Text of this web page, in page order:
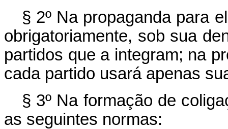
§ 2º Na propaganda para
obrigatoriamente, sob sua
partidos que a integram; na
cada partido usará apenas
§ 3º Na formação de
as seguintes normas: